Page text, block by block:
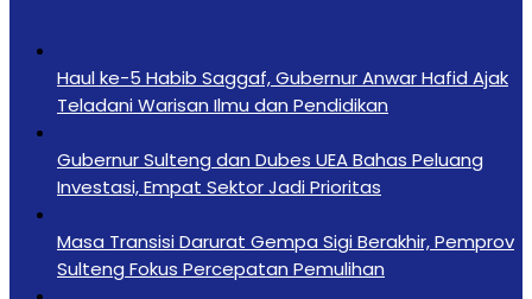
Haul ke-5 Habib Saggaf, Gubernur Anwar Hafid Ajak
Teladani Warisan Ilmu dan Pendidikan
Gubernur Sulteng dan Dubes UEA Bahas Peluang
Investasi, Empat Sektor Jadi Prioritas
Masa Transisi Darurat Gempa Sigi Berakhir, Pemprov
Sulteng Fokus Percepatan Pemulihan